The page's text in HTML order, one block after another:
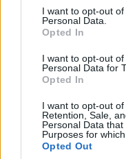
consent section.
I want to opt-out
Personal Data.
Opted In
I want to opt-out
Personal Data for
Opted In
I want to opt-out of
Retention, Sale,
Personal Data
Purposes for
Opted Out
KICSERÉLTÉK
Megkezdték az
ellátásokat.